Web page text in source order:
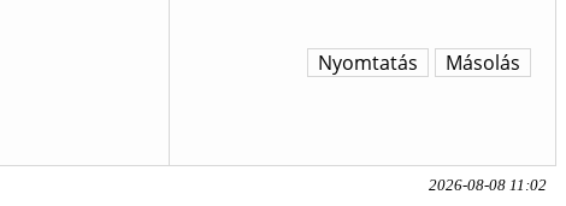
Másolás
Nyomtatás
2026-08-08 11:02